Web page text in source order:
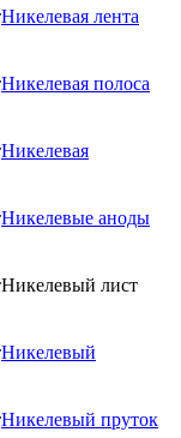
Никелевая лента
Никелевая полоса
Никелевая
Никелевые аноды
Никелевый лист
Никелевый
Никелевый пруток